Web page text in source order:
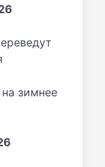
зимнее